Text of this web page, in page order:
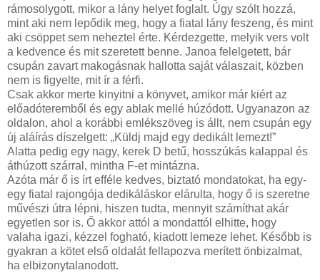
rámosolygott, mikor a lány helyet foglalt. Úgy szólt hozzá,
mint aki nem lepődik meg, hogy a fiatal lány feszeng, és mint
aki csöppet sem neheztel érte. Kérdezgette, melyik vers volt
a kedvence és mit szeretett benne. Janoa felelgetett, bár
csupán zavart makogásnak hallotta saját válaszait, közben
nem is figyelte, mit ír a férfi.
Csak akkor merte kinyitni a könyvet, amikor már kiért az
előadóteremből és egy ablak mellé húzódott. Ugyanazon az
oldalon, ahol a korábbi emlékszöveg is állt, nem csupán egy
új aláírás díszelgett: „Küldj majd egy dedikált lemezt!”
Alatta pedig egy nagy, kerek D betű, hosszúkás kalappal és
áthúzott szárral, mintha F-et mintázna.
Azóta már ő is írt efféle kedves, biztató mondatokat, ha egy-
egy fiatal rajongója dedikáláskor elárulta, hogy ő is szeretne
művészi útra lépni, hiszen tudta, mennyit számíthat akár
egyetlen sor is. Ő akkor attól a mondattól elhitte, hogy
valaha igazi, kézzel fogható, kiadott lemeze lehet. Később is
gyakran a kötet első oldalát fellapozva merített önbizalmat,
ha elbizonytalanodott.